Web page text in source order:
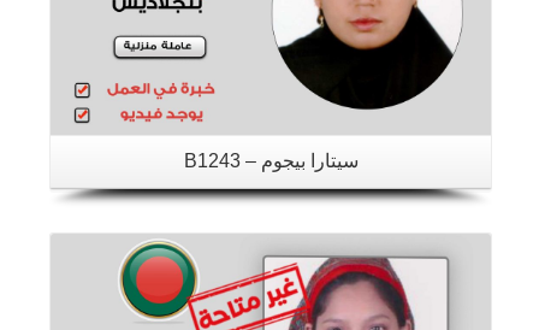
سيتارا بيجوم – B1243